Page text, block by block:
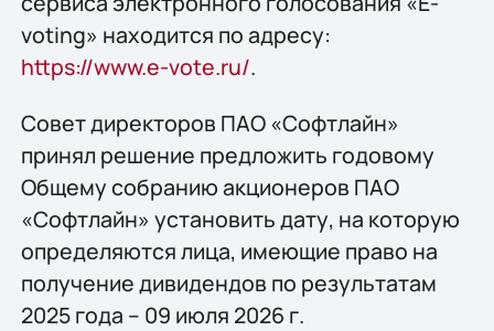
voting» находится по адресу:
https://www.e-vote.ru/.
Совет директоров ПАО «Софтлайн»
принял решение предложить годовому
Общему собранию акционеров ПАО
«Софтлайн» установить дату, на которую
определяются лица, имеющие право на
получение дивидендов по результатам
2025 года – 09 июля 2026 г.